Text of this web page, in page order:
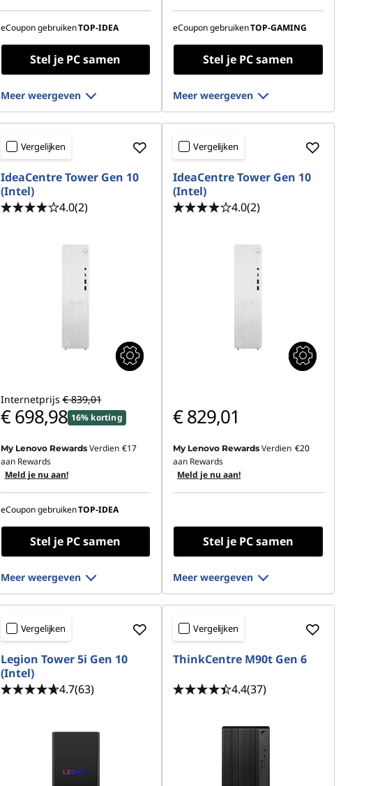
eCoupon gebruikenTOP-IDEA
Stel je PC samen
Meer weergeven
eCoupon gebruikenTOP-GAMING
Stel je PC samen
Meer weergeven
Vergelijken
IdeaCentre Tower Gen 10
(Intel)
4.0(2)
Internetprijs € 839,01
€ 698,98 16% korting
My Lenovo Rewards Verdien €17
aan Rewards
Meld je nu aan!
eCoupon gebruikenTOP-IDEA
Stel je PC samen
Meer weergeven
Vergelijken
IdeaCentre Tower Gen 10
(Intel)
4.0(2)
€ 829,01
My Lenovo Rewards Verdien €20
aan Rewards
Meld je nu aan!
Stel je PC samen
Meer weergeven
Vergelijken
Legion Tower 5i Gen 10
(Intel)
4.7(63)
Vergelijken
ThinkCentre M90t Gen 6
4.4(37)